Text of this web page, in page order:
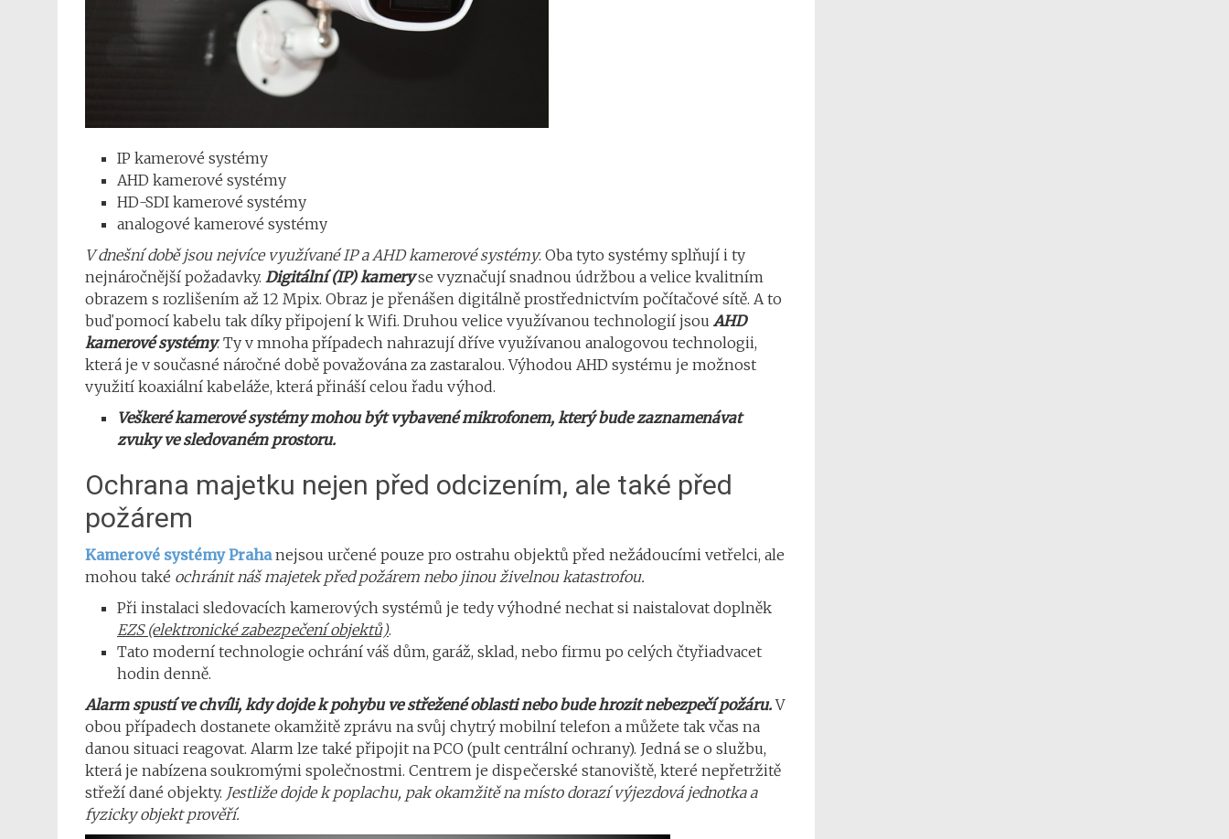
IP kamerové systémy
AHD kamerové systémy
HD-SDI kamerové systémy
analogové kamerové systémy
V dnešní době jsou nejvíce využívané IP a AHD kamerové systémy. Oba tyto systémy splňují i ty
nejnáročnější požadavky. Digitální (IP) kameryse vyznačují snadnou údržbou a velice kvalitním
obrazem s rozlišením až 12 Mpix. Obraz je přenášen digitálně prostřednictvím počítačové sítě. A to
buď pomocí kabelu tak díky připojení k Wifi. Druhou velice využívanou technologií jsou AHD
kamerové systémy. Ty v mnoha případech nahrazují dříve využívanou analogovou technologii,
která je v současné náročné době považována za zastaralou. Výhodou AHD systému je možnost
využití koaxiální kabeláže, která přináší celou řadu výhod.
Veškeré kamerové systémy mohou být vybavené mikrofonem, který bude zaznamenávat
zvuky ve sledovaném prostoru.
Ochrana majetku nejen před odcizením, ale také před
požárem
Kamerové systémy Prahanejsou určené pouze pro ostrahu objektů před nežádoucími vetřelci, ale
mohou také ochránit náš majetek před požárem nebo jinou živelnou katastrofou.
Při instalaci sledovacích kamerových systémů je tedy výhodné nechat si naistalovat doplněk
EZS (elektronické zabezpečení objektů).
Tato moderní technologie ochrání váš dům, garáž, sklad, nebo firmu po celých čtyřiadvacet
hodin denně.
Alarm spustí ve chvíli, kdy dojde k pohybu ve střežené oblasti nebo bude hrozit nebezpečí požáru.V
obou případech dostanete okamžitě zprávu na svůj chytrý mobilní telefon a můžete tak včas na
danou situaci reagovat. Alarm lze také připojit na PCO (pult centrální ochrany). Jedná se o službu,
která je nabízena soukromými společnostmi. Centrem je dispečerské stanoviště, které nepřetržitě
střeží dané objekty. Jestliže dojde k poplachu, pak okamžitě na místo dorazí výjezdová jednotka a
fyzicky objekt prověří.